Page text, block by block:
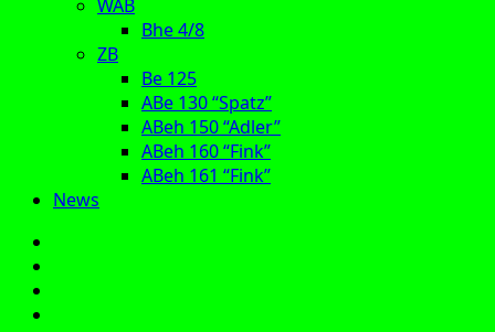
WAB
Bhe 4/8
ZB
Be 125
ABe 130 “Spatz”
ABeh 150 “Adler”
ABeh 160 “Fink”
ABeh 161 “Fink”
News